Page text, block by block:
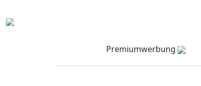
Premiumwerbung